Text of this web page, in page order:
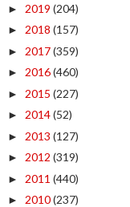
► 2019 (204)
► 2018 (157)
► 2017(359)
► 2016(460)
► 2015 (227)
► 2014(52)
► 2013 (127)
► 2012 (319)
► 2011 (440)
► 2010(237)